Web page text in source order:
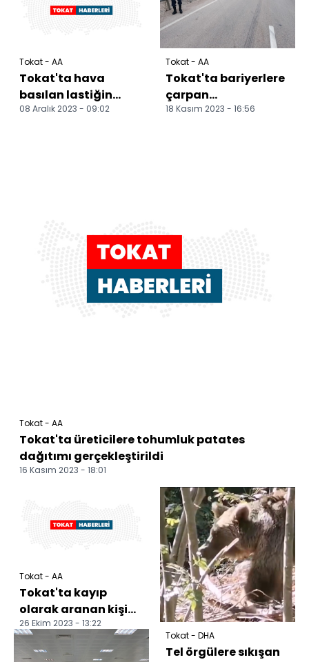
Tokat - AA
Tokat'ta hava
basılan lastiğin
patlaması sonucu
08 Aralık 2023 - 09:02
Tokat - AA
Tokat'ta bariyerlere
çarpan
otomobildeki 2 kişi
18 Kasım 2023 - 16:56
Tokat - AA
Tokat'ta üreticilere tohumluk patates
dağıtımı gerçekleştirildi
16 Kasım 2023 - 18:01
Tokat - AA
Tokat'ta kayıp
olarak aranan kişi
ormanlık alanda ölü
bulundu
26 Ekim 2023 - 13:22
Tokat - DHA
Tel örgülere sıkışan